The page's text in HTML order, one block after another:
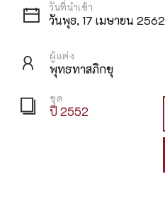
วันพุธ, 17 เมษายน 2562
ผู้แต่ง
พุทธทาสภิกขุ
ชุด
ปี 2552